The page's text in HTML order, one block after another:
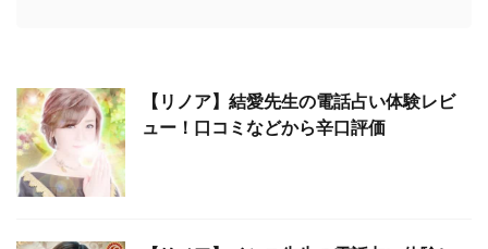
【リノア】結愛先生の電話占い体験レビ
ュー！口コミなどから辛口評価